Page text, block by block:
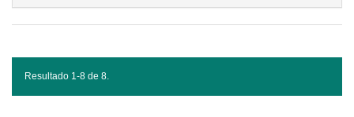
Resultado 1-8 de 8.